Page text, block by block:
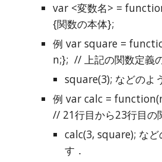
var <変数名> =
{関数の本体};
例 var square =
n;};  // 上記の関数定義
square(3); などのよ
例 var calc =
// 21行目から23行目の
calc(3, square); など
す．